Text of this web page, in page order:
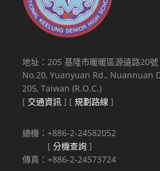
地址：205 基隆市暖暖區源遠路20號
No.20, Yuanyuan Rd., Nuannuan
205, Taiwan (R.O.C.)
[ 交通資訊 ] [規劃路線 ]
總機：+886-2-24582052
[分機查詢 ]
傳真：+886-2-24573724